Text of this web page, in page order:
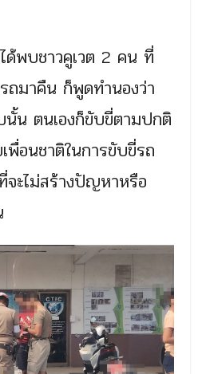
ด้พบชาวคูเวต 2 คน ที่
ถมาคืน ก็พูดทำนองว่า
น ตนเองก็ขับขี่ตามปกติ
พื่อนชาติในการขับขี่รถ
จะไม่สร้างปัญหาหรือ